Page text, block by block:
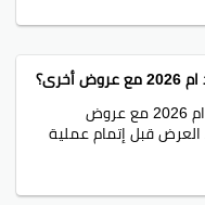
عادةً لا يمكن دمج كود خصم اتش اند ام 2026 مع عروض
قبل إتمام عملية